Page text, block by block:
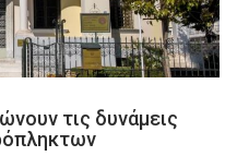
τις δυνάμεις